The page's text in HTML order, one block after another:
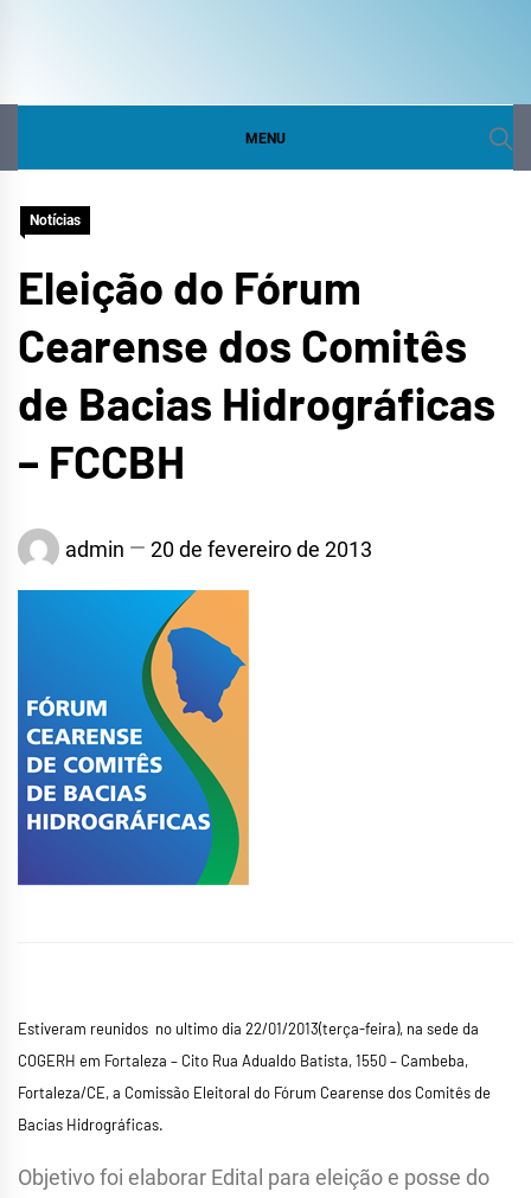
HIDROGRÁFICA DO
MENU
Notícias
Eleição do Fórum
Cearense dos Comitês
de Bacias Hidrográficas
– FCCBH
admin 20 de fevereiro de 2013
Estiveram reunidos no ultimo dia 22/01/2013(terça-feira), na sede da
COGERH em Fortaleza – Cito Rua Adualdo Batista, 1550 – Cambeba,
Fortaleza/CE, a Comissão Eleitoral do Fórum Cearense dos Comitês de
Bacias Hidrográficas.
Objetivo foi elaborar Edital para eleição e posse do